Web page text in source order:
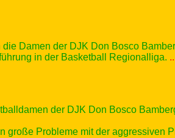
Damen der DJK Don Bosco
in der Basketball Regionalliga.
der DJK Don Bosco
große Probleme mit der aggressiven